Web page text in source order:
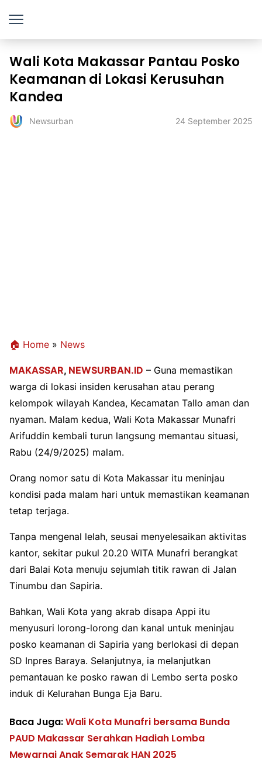
Wali Kota Makassar Pantau Posko
Keamanan di Lokasi Kerusuhan
Kandea
Newsurban 24 September 2025
🏠 Home » News
MAKASSAR, NEWSURBAN.ID – Guna memastikan
warga di lokasi insiden kerusahan atau perang
kelompok wilayah Kandea, Kecamatan Tallo aman dan
nyaman. Malam kedua, Wali Kota Makassar Munafri
Arifuddin kembali turun langsung memantau situasi,
Rabu (24/9/2025) malam.
Orang nomor satu di Kota Makassar itu meninjau
kondisi pada malam hari untuk memastikan keamanan
tetap terjaga.
Tanpa mengenal lelah, seusai menyelesaikan aktivitas
kantor, sekitar pukul 20.20 WITA Munafri berangkat
dari Balai Kota menuju sejumlah titik rawan di Jalan
Tinumbu dan Sapiria.
Bahkan, Wali Kota yang akrab disapa Appi itu
menyusuri lorong-lorong dan kanal untuk meninjau
posko keamanan di Sapiria yang berlokasi di depan
SD Inpres Baraya. Selanjutnya, ia melanjutkan
pemantauan ke posko rawan di Lembo serta posko
induk di Kelurahan Bunga Eja Baru.
Baca Juga:Wali Kota Munafri bersama Bunda
PAUD Makassar Serahkan Hadiah Lomba
Mewarnai Anak Semarak HAN 2025